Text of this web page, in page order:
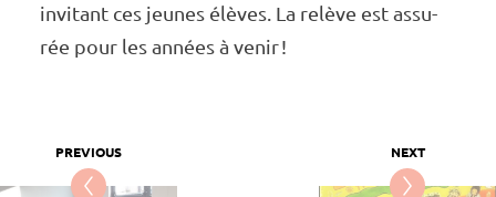
invi­tant ces jeunes élèves. La relève est assu­­­
rée pour les années à venir !